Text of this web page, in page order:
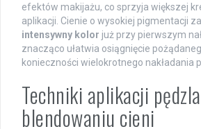
efektów makijażu, co sprzyja większej
aplikacji. Cienie o wysokiej pigmentacji
intensywny kolor już przy pierwszym
znacząco ułatwia osiągnięcie
konieczności wielokrotnego nakładania
Techniki aplikacji
blendowaniu cieni